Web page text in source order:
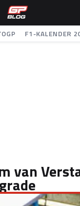
F1-KALENDER
van